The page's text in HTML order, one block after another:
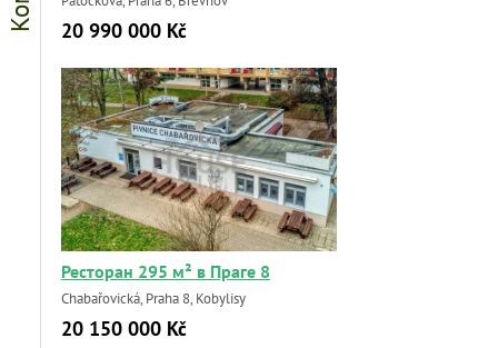
20 990 000 Kč
Ресторан 295 м² в Праге 8
Chabařovická, Praha 8, Kobylisy
20 150 000 Kč